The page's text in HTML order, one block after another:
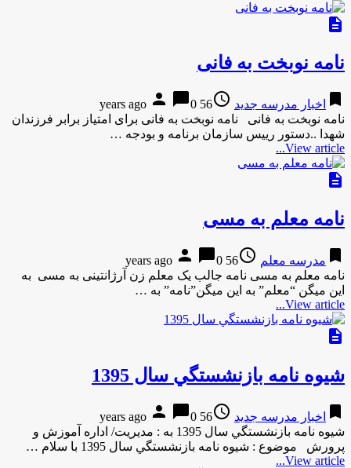
description
نامه نوبخت به فانی
bookmark اخبار مدرسه جدید access_time
56 years ago
person chat_bubble0
نامه نوبخت به فانی نامه نوبخت به فانی برای امتیاز برابر فرزندان
شهدا ..دستور رییس سازمان برنامه و بودجه …
View article...
description
نامه معلم به مسی
bookmark مدرسه معلم access_time
56 years ago
person chat_bubble0
نامه معلم به مسی نامه جالب یک معلم زن آرژانتینی به مسی به
این میگن “معلم” به این میگن”نامه” به …
View article...
description
شيوه نامه بازنشستگي سال 1395
bookmark اخبار مدرسه جدید access_time
56 years ago
person chat_bubble0
شيوه نامه بازنشستگي سال 1395 به : مديريت/ اداره آموزش و
پرورش موضوع : شيوه نامه بازنشستگي سال 1395 با سلام …
View article...